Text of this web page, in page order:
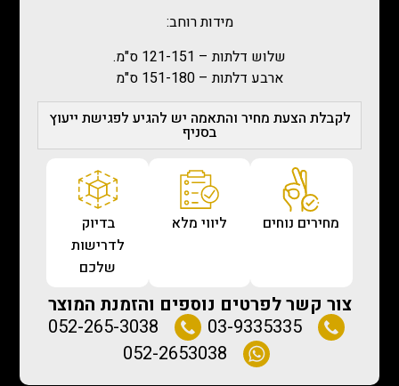
מידות רוחב:
שלוש דלתות – 121-151 ס"מ.
ארבע דלתות – 151-180 ס"מ
לקבלת הצעת מחיר והתאמה יש להגיע לפגישת ייעוץ
בסניף
מחירים נוחים ליווי מלא
בדיוק
לדרישות
שלכם
צור קשר לפרטים נוספים והזמנת המוצר
03-9335335
052-265-3038
052-2653038